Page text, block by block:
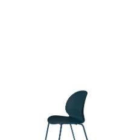
... alle Accessoires
Räume